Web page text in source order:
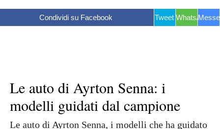
Condividi su Facebook Tweet WhatsApp
Le auto di Ayrton Senna: i
modelli guidati dal campione
Le auto di Ayrton Senna, i modelli che ha guidato